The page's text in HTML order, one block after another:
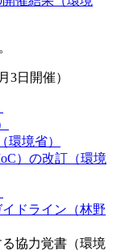
3日開催）
環境省）
）の改訂（環境
ドライン（林野
協力覚書（環境